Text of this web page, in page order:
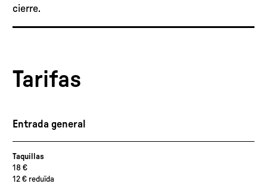
cierre.
Tarifas
Entrada general
Taquillas
18 €
12 € reduïda